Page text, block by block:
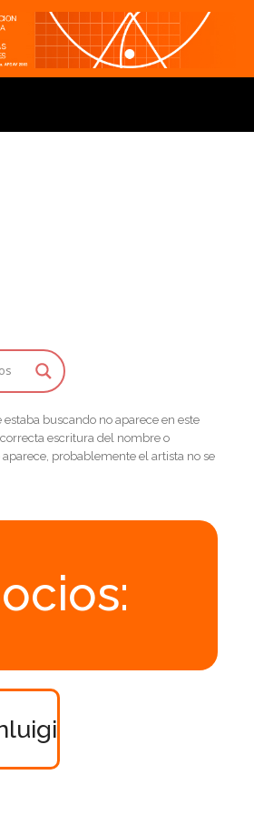
estaba buscando no aparece en este
escritura del nombre o
probablemente el artista no se